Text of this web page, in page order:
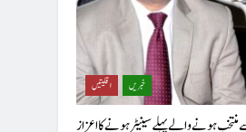
اقلیتیں خبریں